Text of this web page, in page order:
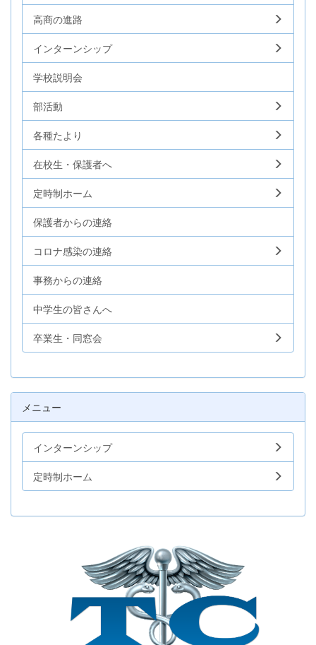
高商の進路
インターンシップ
学校説明会
部活動
各種たより
在校生・保護者へ
定時制ホーム
保護者からの連絡
コロナ感染の連絡
事務からの連絡
中学生の皆さんへ
卒業生・同窓会
メニュー
インターンシップ
定時制ホーム